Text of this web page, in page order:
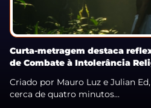
Curta-metragem destaca
de Combate à Intolerância
Criado por Mauro Luz e Julian
cerca de quatro minutos...